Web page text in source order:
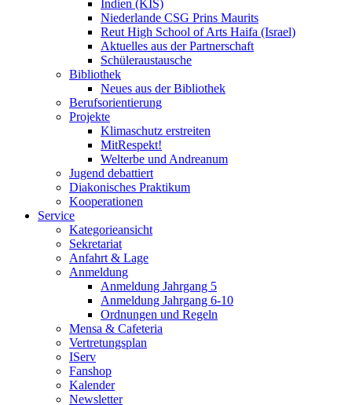
Indien (KIS)
Niederlande CSG Prins Maurits
Reut High School of Arts Haifa (Israel)
Aktuelles aus der Partnerschaft
Schüleraustausche
Bibliothek
Neues aus der Bibliothek
Berufsorientierung
Projekte
Klimaschutz erstreiten
MitRespekt!
Welterbe und Andreanum
Jugend debattiert
Diakonisches Praktikum
Kooperationen
Service
Kategorieansicht
Sekretariat
Anfahrt & Lage
Anmeldung
Anmeldung Jahrgang 5
Anmeldung Jahrgang 6-10
Ordnungen und Regeln
Mensa & Cafeteria
Vertretungsplan
IServ
Fanshop
Kalender
Newsletter